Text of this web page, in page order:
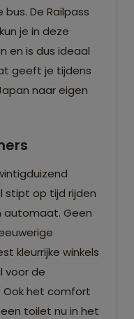
De Railpass
je in deze
en is dus ideaal
geeft je tijdens
naar eigen
stipt op tijd rijden
automaat. Geen
kleurrijke winkels
voor de
Ook het comfort
toilet nu in het